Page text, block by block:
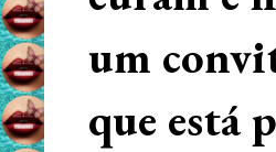
um
que está